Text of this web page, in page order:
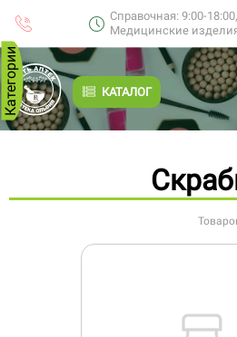
Справочная: 9:00-
Медицинские
КАТАЛОГ
Категории